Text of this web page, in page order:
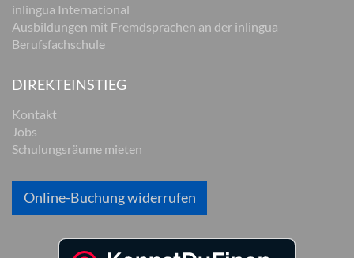
inlingua International
Ausbildungen mit Fremdsprachen an der inlingua
Berufsfachschule
DIREKTEINSTIEG
Kontakt
Jobs
Schulungsräume mieten
Online-Buchung widerrufen